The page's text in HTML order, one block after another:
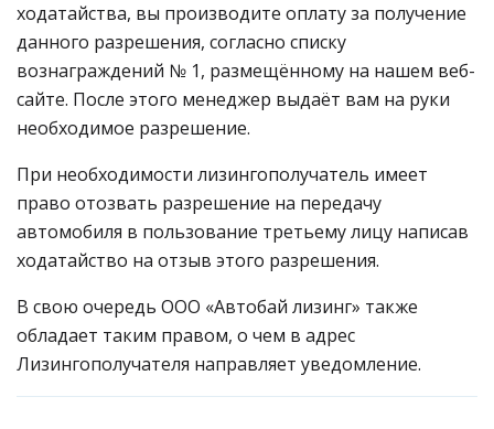
ходатайства, вы производите оплату за получение
данного разрешения, согласно списку
вознаграждений № 1, размещённому на нашем веб-
сайте. После этого менеджер выдаёт вам на руки
необходимое разрешение.
При необходимости лизингополучатель имеет
право отозвать разрешение на передачу
автомобиля в пользование третьему лицу написав
ходатайство на отзыв этого разрешения.
В свою очередь ООО «Автобай лизинг» также
обладает таким правом, о чем в адрес
Лизингополучателя направляет уведомление.